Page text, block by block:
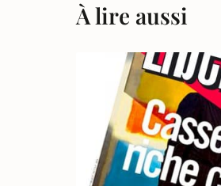
À lire aussi